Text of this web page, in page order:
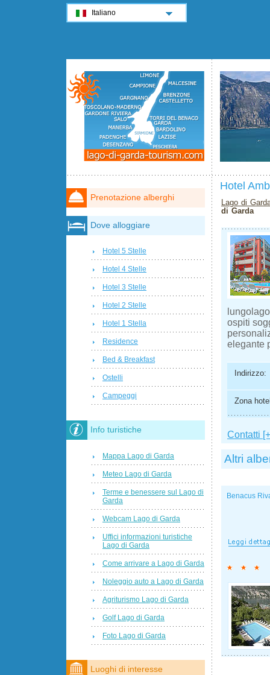
Hotel
Lago di
di Garda
ospiti
elegante
Indirizzo:
Zona
Contatti
Altri
Benacus
Prenotazione alberghi
Dove alloggiare
Hotel 5 Stelle
Hotel 4 Stelle
Hotel 3 Stelle
Hotel 2 Stelle
Hotel 1 Stella
Residence
Bed & Breakfast
Ostelli
Campeggi
Info turistiche
Mappa Lago di Garda
Meteo Lago di Garda
Terme e benessere sul Lago di
Garda
Webcam Lago di Garda
Uffici informazioni turistiche
Lago di Garda
Come arrivare a Lago di Garda
Noleggio auto a Lago di Garda
Agriturismo Lago di Garda
Golf Lago di Garda
Foto Lago di Garda
Luoghi di interesse
Italiano